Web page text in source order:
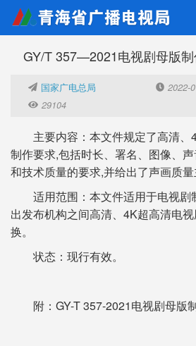
GY/T 357—2021电视剧母版
国家广电总局
2022-
29104
主要内容：本文件规定了高清、
制作要求,包括时长、署名、图像、
和技术质量的要求,并给出了声画质量
适用范围：本文件适用于电视
出发布机构之间高清、4K超高清电
换。
状态：现行有效。
附： GY-T 357-2021电视剧母版